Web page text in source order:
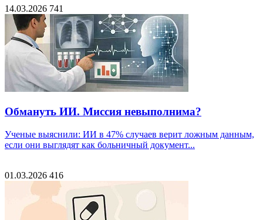
14.03.2026 741
Обмануть ИИ. Миссия невыполнима?
Ученые выяснили: ИИ в 47% случаев верит ложным данным,
если они выглядят как больничный документ...
01.03.2026 416